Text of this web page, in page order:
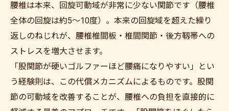
腰椎は本来、回旋可動域が非常に少ない関節です（腰椎
全体の回旋は約5〜10度）。本来の回旋域を超えた繰り
返しのねじれが、腰椎椎間板・椎間関節・後方靱帯への
ストレスを増大させます。
「股関節が硬いゴルファーほど腰痛になりやすい」とい
う経験則は、この代償メカニズムによるものです。股関
節の可動域を改善することが、腰椎への負担を直接的に